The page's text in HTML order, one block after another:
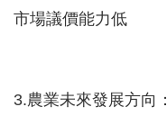
市場議價能力低
3.農業未來發展方向：